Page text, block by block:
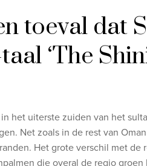
toeval dat
‘The
het uiterste zuiden van het
Net zoals in de restvan
Het grote verschil met de
die overal de regio groen